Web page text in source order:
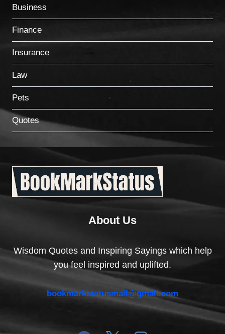
Business
Finance
Insurance
Law
Pets
Quotes
About Us
Wisdom Quotes and Inspiring Sayings which help
you feel inspired and uplifted.
bookmarkstatusmail@gmail.com